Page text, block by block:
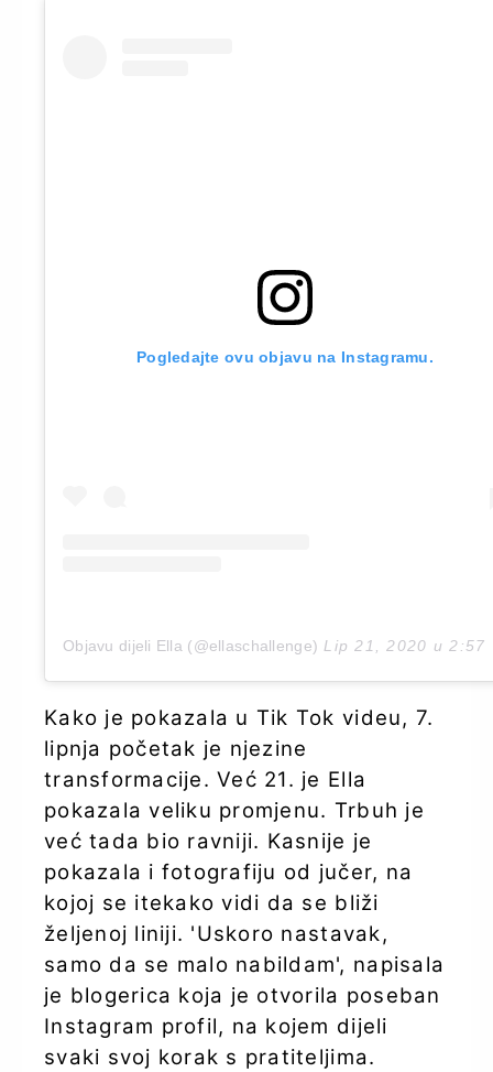
Pogledajte ovu objavu na Instagramu.
Objavu dijeli Ella (@ellaschallenge) Lip 21, 2020 u 2:57 PDT
Kako je pokazala u Tik Tok videu, 7.
lipnja početak je njezine
transformacije. Već 21. je Ella
pokazala veliku promjenu. Trbuh je
već tada bio ravniji. Kasnije je
pokazala i fotografiju od jučer, na
kojoj se itekako vidi da se bliži
željenoj liniji. 'Uskoro nastavak,
samo da se malo nabildam', napisala
je blogerica koja je otvorila poseban
Instagram profil, na kojem dijeli
svaki svoj korak s pratiteljima.